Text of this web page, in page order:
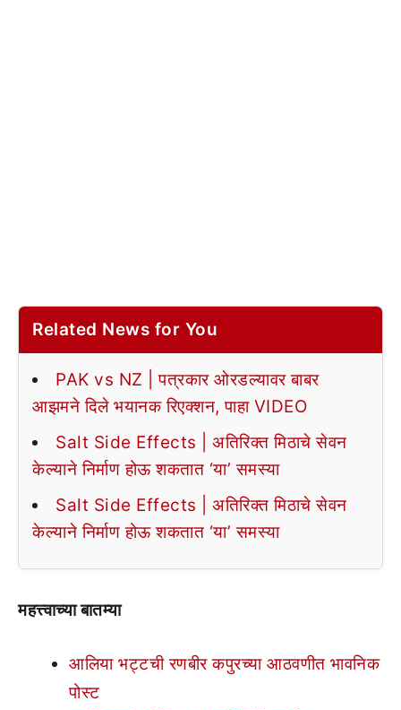
Related News for You
PAK vs NZ | पत्रकार ओरडल्यावर बाबर
आझमने दिले भयानक रिएक्शन, पाहा VIDEO
Salt Side Effects | अतिरिक्त मिठाचे सेवन
केल्याने निर्माण होऊ शकतात ‘या’ समस्या
Salt Side Effects | अतिरिक्त मिठाचे सेवन
केल्याने निर्माण होऊ शकतात ‘या’ समस्या
महत्त्वाच्या बातम्या
आलिया भट्टची रणबीर कपुरच्या आठवणीत भावनिक
पोस्ट